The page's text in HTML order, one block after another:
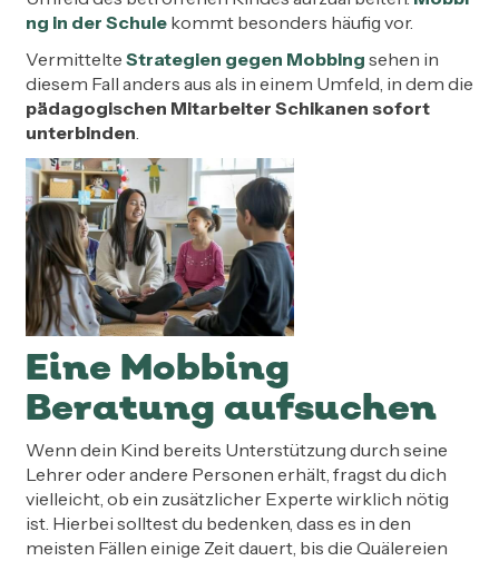
ng in der Schulekommt besonders häufig vor.
Vermittelte Strategien gegen Mobbing sehen in
diesem Fall anders aus als in einem Umfeld, in dem die
pädagogischen Mitarbeiter Schikanen sofort
unterbinden.
Eine Mobbing
Beratung aufsuchen
Wenn dein Kind bereits Unterstützung durch seine
Lehrer oder andere Personen erhält, fragst du dich
vielleicht, ob ein zusätzlicher Experte wirklich nötig
ist. Hierbei solltest du bedenken, dass es in den
meisten Fällen einige Zeit dauert, bis die Quälereien